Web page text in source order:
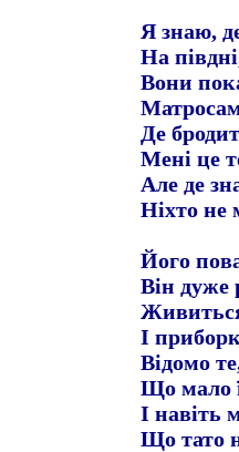
Я знаю,
На
Вони
Де
Мені це
Але де
Ніхто не
Його
Він дуже
І
Відомо
Що мало
І навіть
Що тато